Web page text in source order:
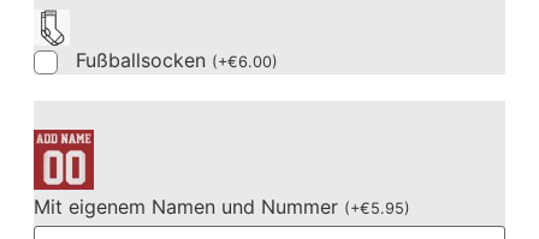
Fußballsocken (+€6.00)
Mit eigenem Namen und Nummer (+€5.95)